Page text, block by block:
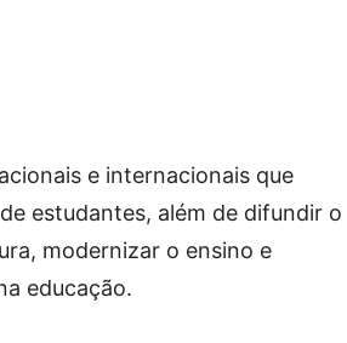
e internacionais que
estudantes, além de difundir o
modernizar o ensino e
educação.